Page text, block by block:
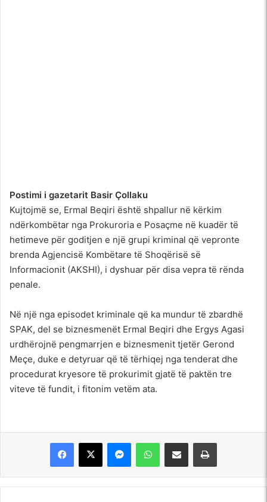
Postimi i gazetarit Basir Çollaku
Kujtojmë se, Ermal Beqiri është shpallur në kërkim
ndërkombëtar nga Prokuroria e Posaçme në kuadër të
hetimeve për goditjen e një grupi kriminal që vepronte
brenda Agjencisë Kombëtare të Shoqërisë së
Informacionit (AKSHI), i dyshuar për disa vepra të rënda
penale.
Në një nga episodet kriminale që ka mundur të zbardhë
SPAK, del se biznesmenët Ermal Beqiri dhe Ergys Agasi
urdhërojnë pengmarrjen e biznesmenit tjetër Gerond
Meçe, duke e detyruar që të tërhiqej nga tenderat dhe
procedurat kryesore të prokurimit gjatë të paktën tre
viteve të fundit, i fitonim vetëm ata.